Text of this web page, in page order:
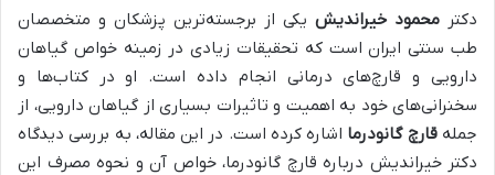
دکتر محمود خیراندیش یکی از برجسته‌ترین پزشکان و متخصصان
طب سنتی ایران است که تحقیقات زیادی در زمینه خواص گیاهان
دارویی و قارچ‌های درمانی انجام داده است. او در کتاب‌ها و
سخنرانی‌های خود به اهمیت و تاثیرات بسیاری از گیاهان دارویی، از
جملهقارچ گانودرما اشاره کرده است. در این مقاله، به بررسی دیدگاه
دکتر خیراندیش درباره قارچ گانودرما، خواص آن و نحوه مصرف این